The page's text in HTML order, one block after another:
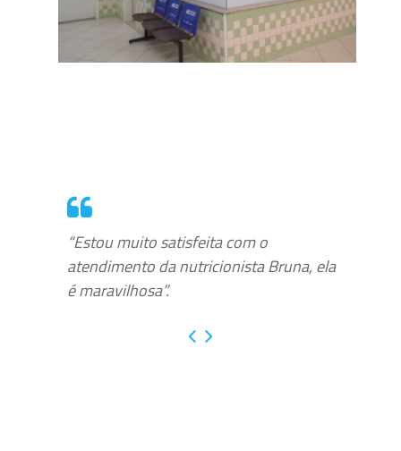
“Estou muito satisfeita com o
atendimento da nutricionista Bruna, ela
é maravilhosa”.